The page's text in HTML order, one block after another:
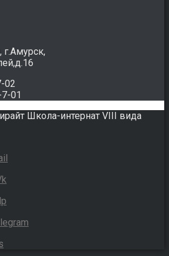
г.Амурск,
02
01
Школа-интернат VIII вида